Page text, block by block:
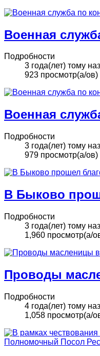
Военная
Подробности
3 года(лет) тому
923 просмотр(а/ов)
Военная
Подробности
3 года(лет) тому
979 просмотр(а/ов)
В Быково
Подробности
3 года(лет) тому
1,960 просмотр(а/
Проводы
Подробности
4 года(лет) тому
1,058 просмотр(а/